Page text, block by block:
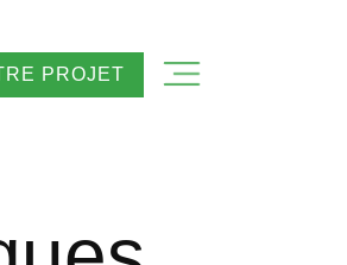
PROJET